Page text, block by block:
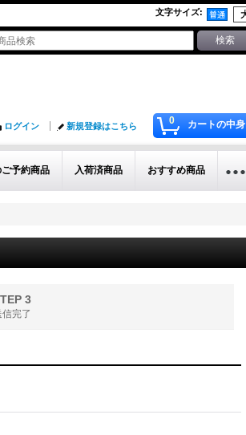
文字サイズ:
0 カートの中身
ログイン 新規登録はこちら
予約商品 入荷済商品 おすすめ商品
3
信完了